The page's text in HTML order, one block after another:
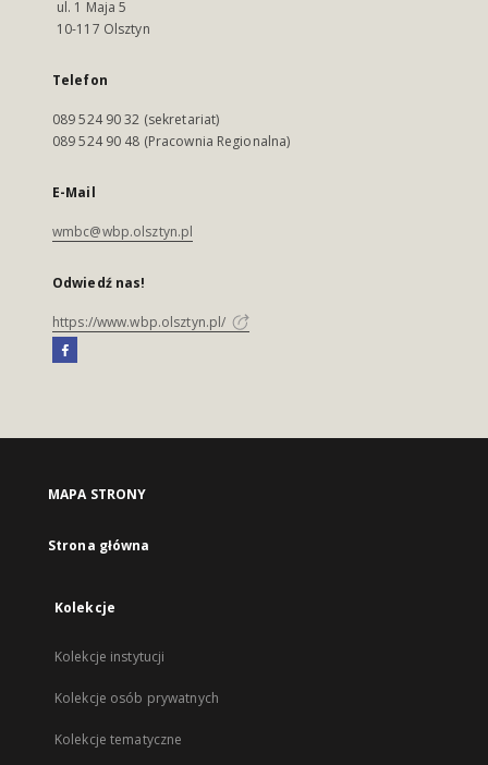
ul. 1 Maja 5
10-117 Olsztyn
Telefon
089 524 90 32 (sekretariat)
089 524 90 48 (Pracownia Regionalna)
E-Mail
wmbc@wbp.olsztyn.pl
Odwiedź nas!
https://www.wbp.olsztyn.pl/
MAPA STRONY
Strona główna
Kolekcje
Kolekcje instytucji
Kolekcje osób prywatnych
Kolekcje tematyczne